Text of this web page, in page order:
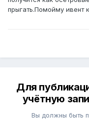
прыгать.Помойму ивент
Для
учётную
Вы должны быть